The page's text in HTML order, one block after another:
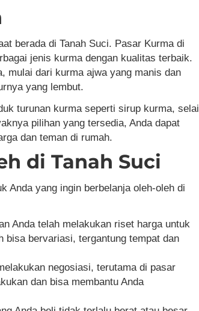
berada di Tanah Suci. Pasar Kurma di
jenis kurma dengan kualitas terbaik.
mulai dari kurma ajwa yang manis dan
yang lembut.
turunan kurma seperti sirup kurma, selai
pilihan yang tersedia, Anda dapat
dan teman di rumah.
di Tanah Suci
Anda yang ingin berbelanja oleh-oleh di
Anda telah melakukan riset harga untuk
bisa bervariasi, tergantung tempat dan
negosiasi, terutama di pasar
dan bisa membantu Anda